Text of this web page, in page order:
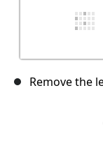
Remove the